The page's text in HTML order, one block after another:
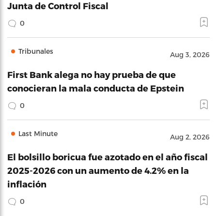
Junta de Control Fiscal
0
Tribunales Aug 3, 2026
First Bank alega no hay prueba de que
conocieran la mala conducta de Epstein
0
Last Minute Aug 2, 2026
El bolsillo boricua fue azotado en el año fiscal
2025-2026 con un aumento de 4.2% en la
inflación
0